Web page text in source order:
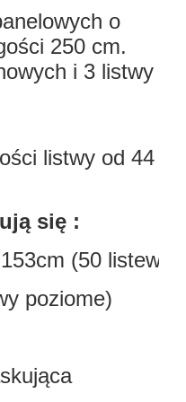
o
250 cm.
i 3 listwy
listwy od 44
się :
(50 listew)
poziome)